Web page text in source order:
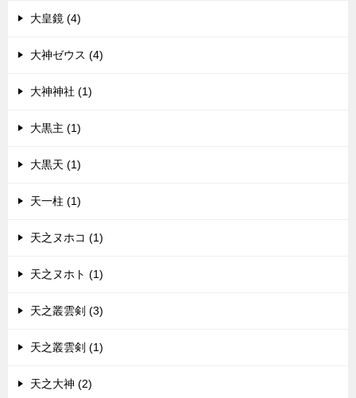
大皇鏡 (4)
大神ゼウス (4)
大神神社 (1)
大黒主 (1)
大黒天 (1)
天一柱 (1)
天之ヌホコ (1)
天之ヌホト (1)
天之叢雲剣 (3)
天之叢雲剣 (1)
天之大神 (2)